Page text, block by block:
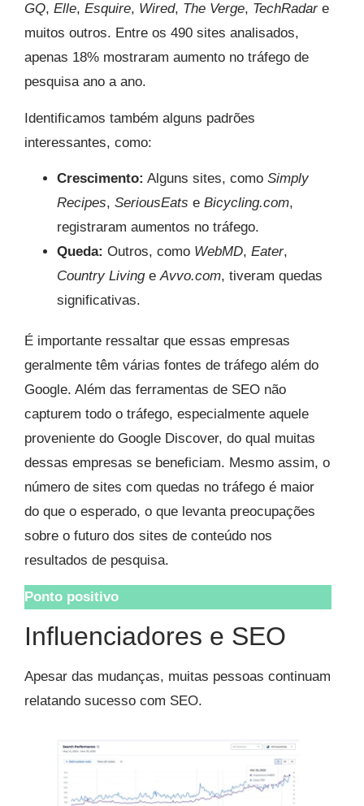
GQ, Elle, Esquire, Wired, The Verge, TechRadare
muitos outros. Entre os 490 sites analisados,
apenas 18% mostraram aumento no tráfego de
pesquisa ano a ano.
Identificamos também alguns padrões
interessantes, como:
Crescimento: Alguns sites, como Simply
Recipes, SeriousEats e Bicycling.com,
registraram aumentos no tráfego.
Queda: Outros, como WebMD, Eater,
Country LivingeAvvo.com, tiveram quedas
significativas.
É importante ressaltar que essas empresas
geralmente têm várias fontes de tráfego além do
Google. Além das ferramentas de SEO não
capturem todo o tráfego, especialmente aquele
proveniente do Google Discover, do qual muitas
dessas empresas se beneficiam. Mesmo assim, o
número de sites com quedas no tráfego é maior
do que o esperado, o que levanta preocupações
sobre o futuro dos sites de conteúdo nos
resultados de pesquisa.
Ponto positivo
Influenciadores e SEO
Apesar das mudanças, muitas pessoas continuam
relatando sucesso com SEO.